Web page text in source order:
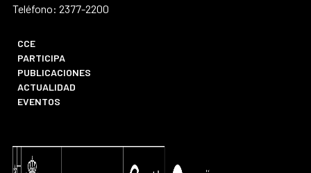
Teléfono: 2377-2200
CCE
PARTICIPA
PUBLICACIONES
ACTUALIDAD
EVENTOS